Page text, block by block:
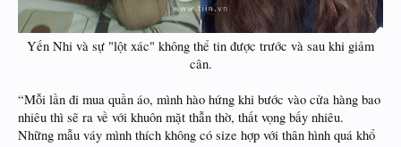
Yến Nhi và sự "lột xác" không thể tin được trước và sau khi giảm
cân.
“Mỗi lần đi mua quần áo, mình hào hứng khi bước vào cửa hàng bao
nhiêu thì sẽ ra về với khuôn mặt thẫn thờ, thất vọng bấy nhiêu.
Những mẫu váy mình thích không có size hợp với thân hình quá khổ